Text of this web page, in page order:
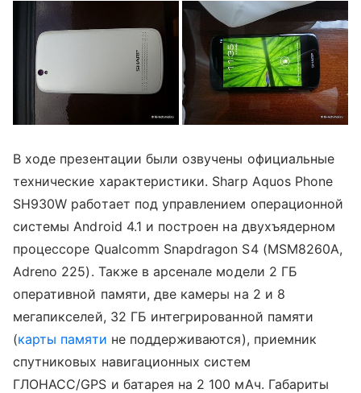
В ходе презентации были озвучены официальные
технические характеристики. Sharp Aquos Phone
SH930W работает под управлением операционной
системы Android 4.1 и построен на двухъядерном
процессоре Qualcomm Snapdragon S4 (MSM8260A,
Adreno 225). Также в арсенале модели 2 ГБ
оперативной памяти, две камеры на 2 и 8
мегапикселей, 32 ГБ интегрированной памяти
(карты памяти не поддерживаются), приемник
спутниковых навигационных систем
ГЛОНАСС/GPS и батарея на 2 100 мАч. Габариты